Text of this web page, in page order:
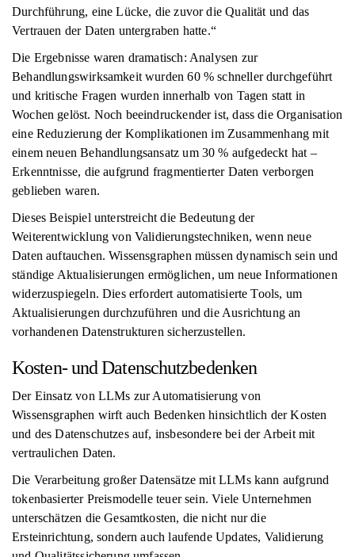
Durchführung, eine Lücke, die zuvor die Qualität und das
Vertrauen der Daten untergraben hatte.“
Die Ergebnisse waren dramatisch: Analysen zur
Behandlungswirksamkeit wurden 60 % schneller durchgeführt
und kritische Fragen wurden innerhalb von Tagen statt in
Wochen gelöst. Noch beeindruckender ist, dass die Organisation
eine Reduzierung der Komplikationen im Zusammenhang mit
einem neuen Behandlungsansatz um 30 % aufgedeckt hat –
Erkenntnisse, die aufgrund fragmentierter Daten verborgen
geblieben waren.
Dieses Beispiel unterstreicht die Bedeutung der
Weiterentwicklung von Validierungstechniken, wenn neue
Daten auftauchen. Wissensgraphen müssen dynamisch sein und
ständige Aktualisierungen ermöglichen, um neue Informationen
widerzuspiegeln. Dies erfordert automatisierte Tools, um
Aktualisierungen durchzuführen und die Ausrichtung an
vorhandenen Datenstrukturen sicherzustellen.
Kosten- und Datenschutzbedenken
Der Einsatz von LLMs zur Automatisierung von
Wissensgraphen wirft auch Bedenken hinsichtlich der Kosten
und des Datenschutzes auf, insbesondere bei der Arbeit mit
vertraulichen Daten.
Die Verarbeitung großer Datensätze mit LLMs kann aufgrund
tokenbasierter Preismodelle teuer sein. Viele Unternehmen
unterschätzen die Gesamtkosten, die nicht nur die
Ersteinrichtung, sondern auch laufende Updates, Validierung